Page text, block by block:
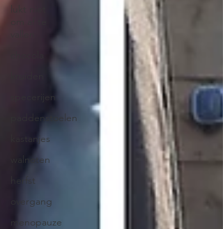
lukt niet
specerijen
paddenstoelen
kastanjes
walnoten
herfst
overgang
menopauze